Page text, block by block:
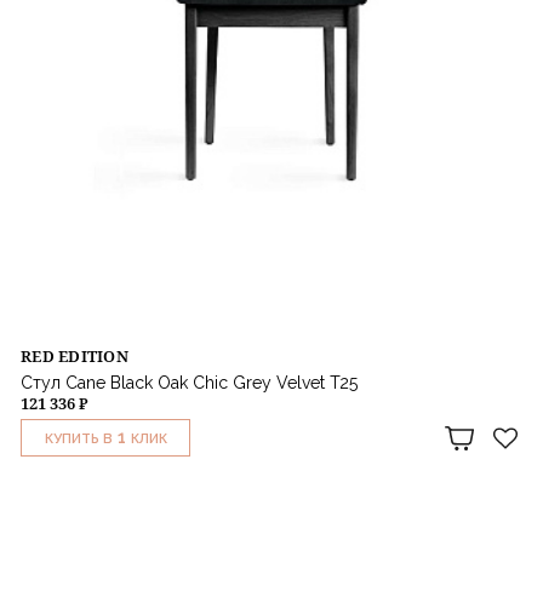
RED EDITION
Стул Cane Black Oak Chic Grey Velvet T25
121 336 ₽
КУПИТЬ В 1 КЛИК